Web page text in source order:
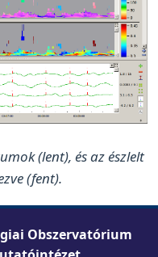
(lent), és az észlelt
(fent).
Obszervatórium